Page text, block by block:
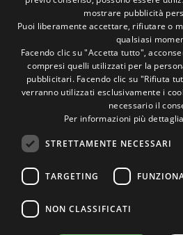
Seguici sui social
1M
Followers
13k
Followers
Un pò di foto!
mostrare pubblicità
Puoi liberamente accettare, rifiutare o
qualsiasi
Facendo clic su "Accetta tutto",
compresi quelli utilizzati per la
pubblicitari. Facendo clic su "Rifiuta
verranno utilizzati esclusivamente i
necessario il
Per informazioni più
STRETTAMENTE NECESSARI
TARGETING
NON CLASSIFICATI